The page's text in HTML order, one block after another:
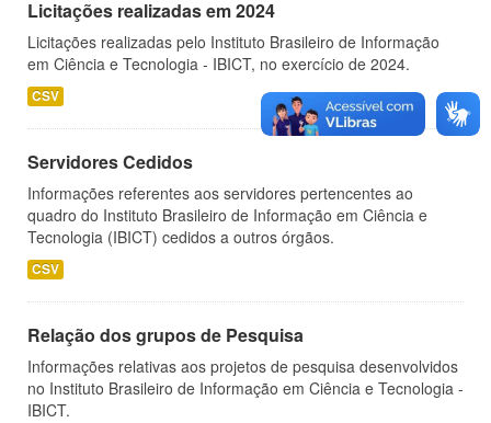
Licitações realizadas em 2024
Licitações realizadas pelo Instituto Brasileiro de Informação
em Ciência e Tecnologia - IBICT, no exercício de 2024.
CSV
Servidores Cedidos
Informações referentes aos servidores pertencentes ao
quadro do Instituto Brasileiro de Informação em Ciência e
Tecnologia (IBICT) cedidos a outros órgãos.
CSV
Relação dos grupos de Pesquisa
Informações relativas aos projetos de pesquisa desenvolvidos
no Instituto Brasileiro de Informação em Ciência e Tecnologia -
IBICT.